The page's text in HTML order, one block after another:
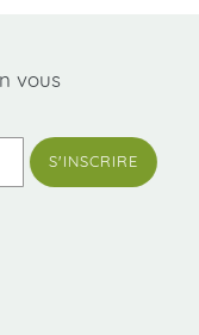
vous
S'INSCRIRE